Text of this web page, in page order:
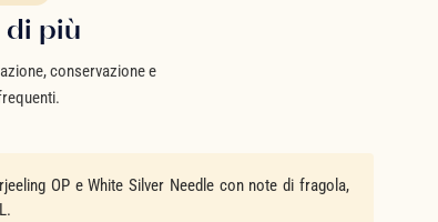
più
conservazione e
OP e White Silver Needle con note di fragola,